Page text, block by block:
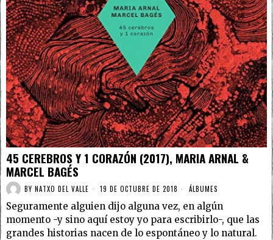
45 CEREBROS Y 1 CORAZÓN (2017), MARIA ARNAL &
MARCEL BAGÉS
BY NATXO DEL VALLE 19 DE OCTUBRE DE 2018 ÁLBUMES
Seguramente alguien dijo alguna vez, en algún
momento -y sino aquí estoy yo para escribirlo-, que las
grandes historias nacen de lo espontáneo y lo natural.